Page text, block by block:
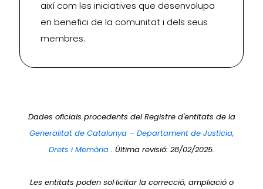
així com les iniciatives que desenvolupa
en benefici de la comunitat i dels seus
membres.
Dades oficials procedents del Registre d'entitats de la
Generalitat de Catalunya – Departament de Justícia,
Drets i Memòria . Última revisió: 28/02/2025.
Les entitats poden sol·licitar la correcció, ampliació o